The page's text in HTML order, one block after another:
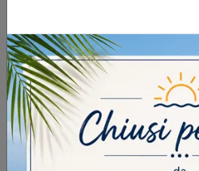
Acconsento all'informativa
DOMANDA DI SICUREZZA
Milano confina con la Puglia, Vero